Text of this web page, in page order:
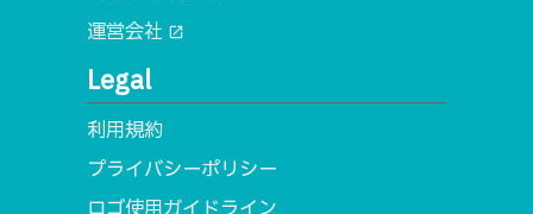
運営会社 open_in_new
Legal
利用規約
プライバシーポリシー